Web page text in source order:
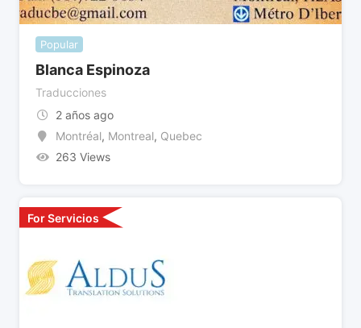
Popular
Blanca Espinoza
Traducciones
2 años ago
Montréal, Montreal, Quebec
263 Views
For Servicios